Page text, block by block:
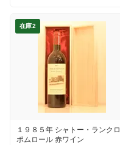
在庫2
１９８５年 シャトー・ランクロ
ポムロール 赤ワイン